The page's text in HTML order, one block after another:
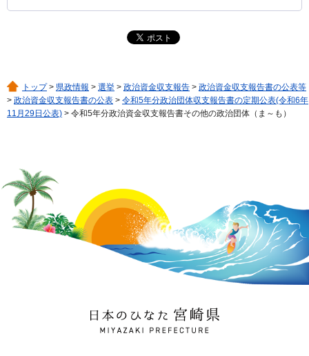
トップ> 県政情報 > 選挙 > 政治資金収支報告 > 政治資金収支報告書の公表等
> 政治資金収支報告書の公表 > 令和5年分政治団体収支報告書の定期公表(令和6年
11月29日公表) > 令和5年分政治資金収支報告書その他の政治団体（ま～も）
日本のひなた 宮崎県
MIYAZAKI PREFECTURE